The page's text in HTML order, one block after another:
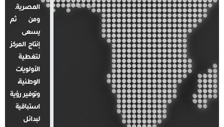
في أرقام
المصرية.
ومن ثم
يسعى
إنتاج المركز
لتغطية
الأولويات
الوطنية،
وتوفير رؤية
استباقية
لبدائل